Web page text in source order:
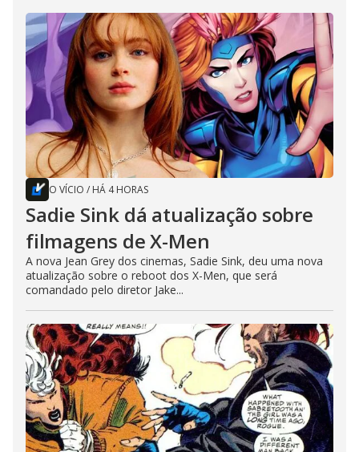
O VÍCIO / HÁ 4 HORAS
Sadie Sink dá atualização sobre
filmagens de X-Men
A nova Jean Grey dos cinemas, Sadie Sink, deu uma nova
atualização sobre o reboot dos X-Men, que será
comandado pelo diretor Jake...